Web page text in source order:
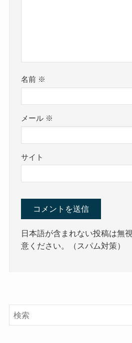
名前 ※
メール ※
サイト
日本語が含まれない投稿は無
意ください。（スパム対策）